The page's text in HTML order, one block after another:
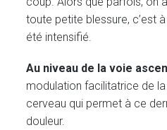
toute petite blessure, c’est
été intensifié.
Au niveau de la voie
modulation facilitatrice de
cerveau qui permet à ce
douleur.